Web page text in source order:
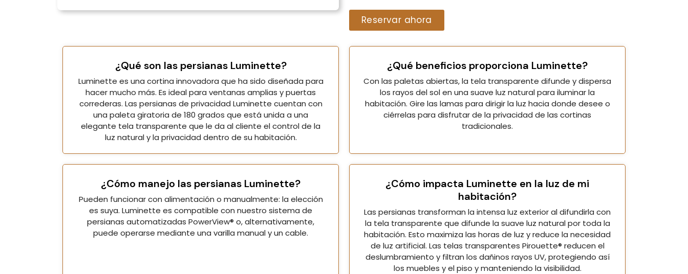
Reservar ahora
¿Qué son las persianas Luminette?
Luminette es una cortina innovadora que ha sido diseñada para
hacer mucho más. Es ideal para ventanas amplias y puertas
correderas. Las persianas de privacidad Luminette cuentan con
una paleta giratoria de 180 grados que está unida a una
elegante tela transparente que le da al cliente el control de la
luz natural y la privacidad dentro de su habitación.
¿Qué beneficios proporciona Luminette?
Con las paletas abiertas, la tela transparente difunde y dispersa
los rayos del sol en una suave luz natural para iluminar la
habitación. Gire las lamas para dirigir la luz hacia donde desee o
ciérrelas para disfrutar de la privacidad de las cortinas
tradicionales.
¿Cómo manejo las persianas Luminette?
Pueden funcionar con alimentación o manualmente: la elección
es suya. Luminette es compatible con nuestro sistema de
persianas automatizadas PowerView® o, alternativamente,
puede operarse mediante una varilla manual y un cable.
¿Cómo impacta Luminette en la luz de mi
habitación?
Las persianas transforman la intensa luz exterior al difundirla con
la tela transparente que difunde la suave luz natural por toda la
habitación. Esto maximiza las horas de luz y reduce la necesidad
de luz artificial. Las telas transparentes Pirouette® reducen el
deslumbramiento y filtran los dañinos rayos UV, protegiendo así
los muebles y el piso y manteniendo la visibilidad.